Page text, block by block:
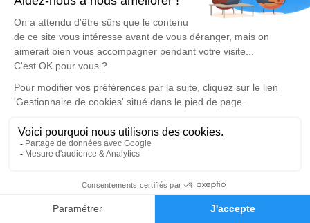
Faire-part Hommages
d'expression dédié à honorer la mémoire de Lucien
GAVROY.
Cérémonie civile
Crématorium de la Vézère d'Allassac
ZA des Rivières
Je rends hommage